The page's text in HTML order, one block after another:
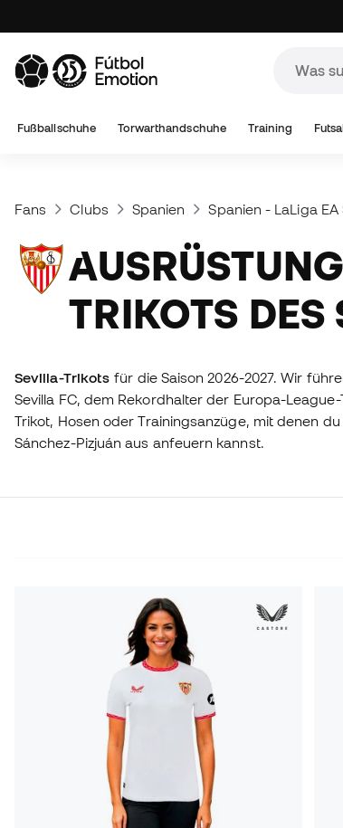
Fußballschuhe Torwarthandschuhe Training
Fans Clubs Spanien Spanien - LaLiga EA
AUSRÜSTUNGEN UND
TRIKOTS
Sevilla-Trikots für die Saison 2026-2027. Wir
Sevilla FC, dem Rekordhalter der Europa-
Trikot, Hosen oder Trainingsanzüge, mit denen
Sánchez-Pizjuán aus anfeuern kannst.